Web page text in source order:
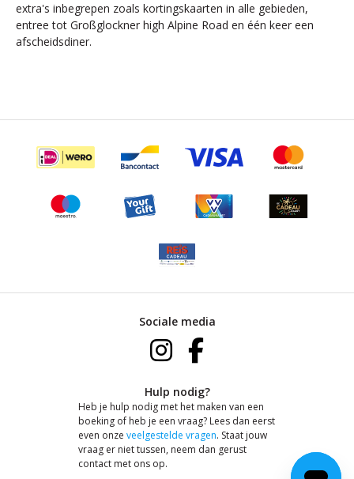
extra's inbegrepen zoals kortingskaarten in alle gebieden,
entree tot Großglockner high Alpine Road en één keer een
afscheidsdiner.
Sociale media
Hulp nodig?
Heb je hulp nodig met het maken van een
boeking of heb je een vraag? Lees dan eerst
even onze veelgestelde vragen. Staat jouw
vraag er niet tussen, neem dan gerust
contact met ons op.